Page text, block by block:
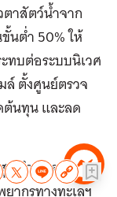
าสัตว์น้ำจาก
นต่ำ 50% ให้
ทบต่อระบบนิเวศ
ล์ ตั้งศูนย์ตรวจ
ต้นทุน และลด
งกำหนดระยะ
ากรทางทะเลฯ